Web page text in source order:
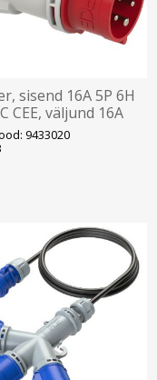
sisend 16A 5P 6H
CEE, väljund 16A
Schuko, PCE
9433020